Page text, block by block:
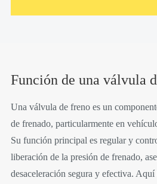
Función de una válvula
Una válvula de freno es un
de frenado, particularmente en
Su función principal es regular y
liberación de la presión de frenado,
desaceleración segura y efectiva.